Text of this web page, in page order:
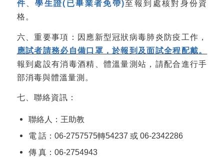
件 、學生證(已畢業者免帶)至報到處核對身份資
格。
六、重要事項：因應新型冠狀病毒肺炎防疫工作，
應試者請務必自備口罩，於報到及面試全程配戴。
報到處設有消毒酒精、體溫量測站，請配合進行手
部消毒與體溫量測。
七、聯絡資訊：
聯絡人：王助教
電 話：06-2757575轉54237 或 06-2342286
傳 真：06-2754943